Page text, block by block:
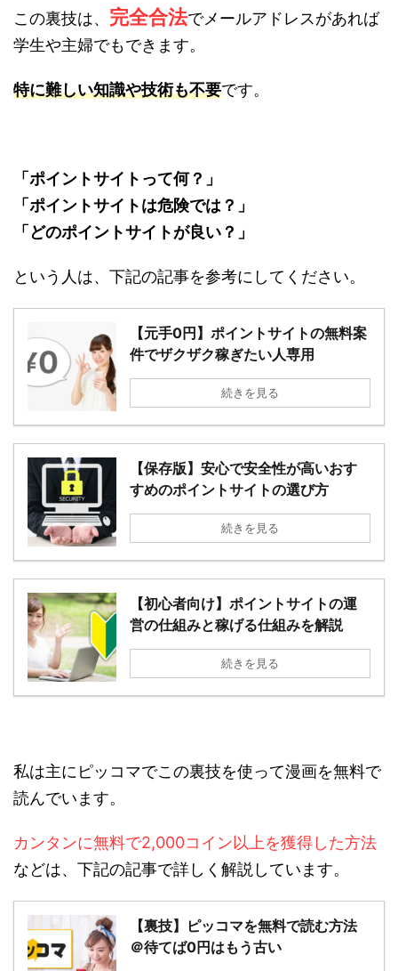
この裏技は、 完全合法でメールアドレスがあれば
学生や主婦でもできます。
特に難しい知識や技術も不要です。
「ポイントサイトって何？」
「ポイントサイトは危険では？」
「どのポイントサイトが良い？」
という人は、下記の記事を参考にしてください。
【元手0円】ポイントサイトの無料案
件でザクザク稼ぎたい人専用
続きを見る
【保存版】安心で安全性が高いおす
すめのポイントサイトの選び方
続きを見る
【初心者向け】ポイントサイトの運
営の仕組みと稼げる仕組みを解説
続きを見る
私は主にピッコマでこの裏技を使って漫画を無料で
読んでいます。
カンタンに無料で2,000コイン以上を獲得した方法
などは、下記の記事で詳しく解説しています。
【裏技】ピッコマを無料で読む方法
＠待てば0円はもう古い